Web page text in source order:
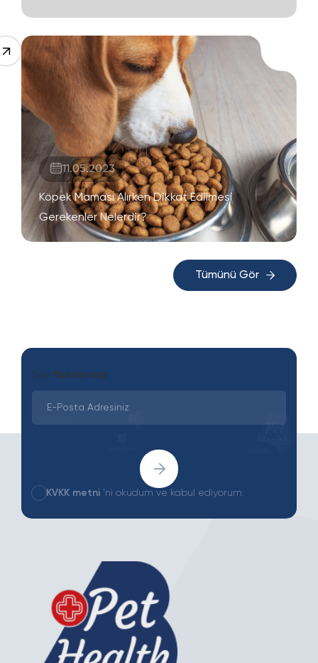
11.05.2023
Köpek Maması Alırken Dikkat Edilmesi
Gerekenler Nelerdir?
Tümünü Gör
Son Yazılarımız
KVKK metni 'ni okudum ve kabul ediyorum.